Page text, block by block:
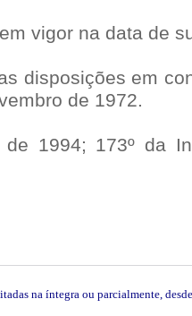
vigor na data de
disposições em
de 1972.
1994; 173º da
na íntegra ou parcialmente,